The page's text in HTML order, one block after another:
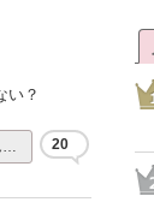
い？
… 20